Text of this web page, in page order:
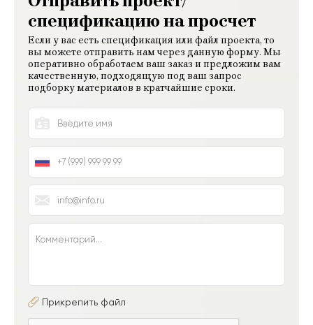
спецификацию на просчет
Если у вас есть спецификация или файл проекта, то
вы можете отправить нам через данную форму. Мы
оперативно обработаем ваш заказ и предложим вам
качественную, подходящую под ваш запрос
подборку материалов в кратчайшие сроки.
Прикрепить файл